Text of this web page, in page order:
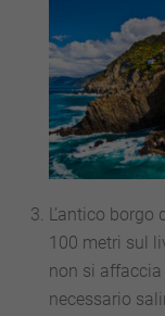
L’antico
100 metri sul
non si
necessario